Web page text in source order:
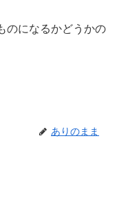
のになるかどうかの
ありのまま